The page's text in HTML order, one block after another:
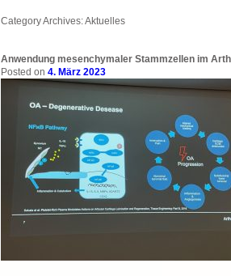
Category Archives:Aktuelles
Anwendung mesenchymaler Stammzellen im
Posted on4. März 2023